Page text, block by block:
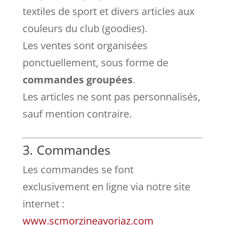
textiles de sport et divers articles aux
couleurs du club (goodies).
Les ventes sont organisées
ponctuellement, sous forme de
commandes groupées.
Les articles ne sont pas personnalisés,
sauf mention contraire.
3. Commandes
Les commandes se font
exclusivement en ligne via notre site
internet :
www.scmorzineavoriaz.com